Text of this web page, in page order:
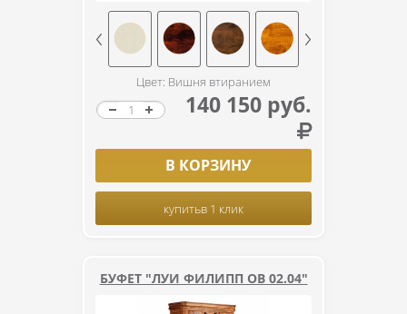
Цвет: Вишня втиранием
140 150 руб.
В КОРЗИНУ
купитьв 1 клик
БУФЕТ "ЛУИ ФИЛИПП ОВ 02.04"